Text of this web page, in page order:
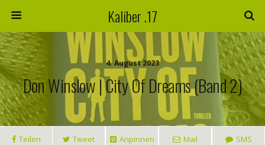
Kaliber .17
4. August 2023
Don Winslow | City Of Dreams (Band 2)
Teilen Tweet Anpinnen Mail SMS